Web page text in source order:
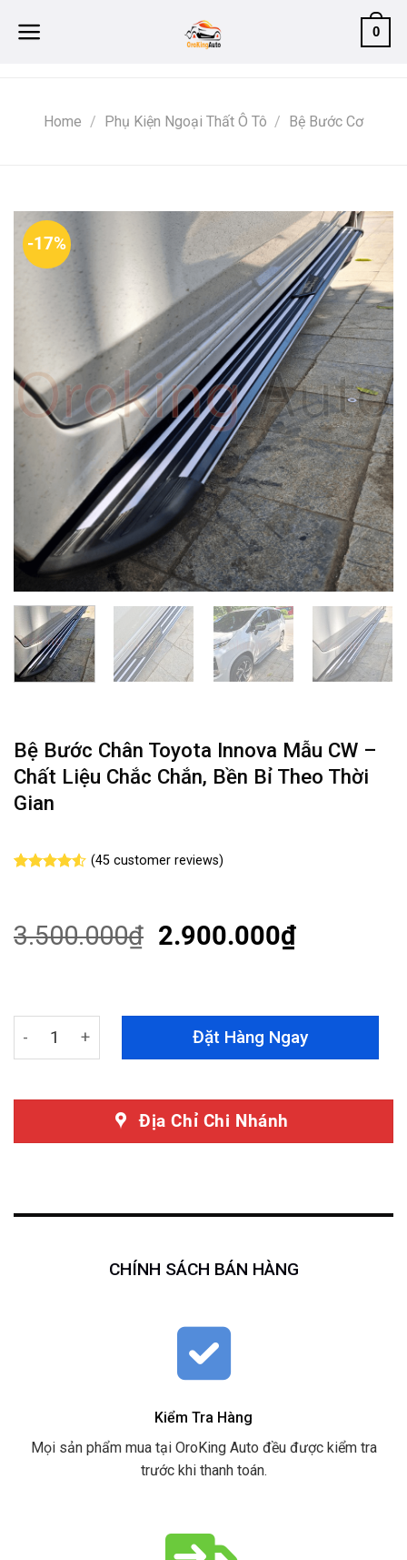
0
Home / Phụ Kiện Ngoại Thất Ô Tô / Bệ Bước Cơ
-17%
Bệ Bước Chân Toyota Innova Mẫu CW –
Chất Liệu Chắc Chắn, Bền Bỉ Theo Thời
Gian
based on
customer
(45customer reviews)
3.500.000₫ 2.900.000₫
Bệ Bước Chân Toyota Innova Mẫu CW - Chất Liệu
Đặt Hàng Ngay
Địa Chỉ Chi Nhánh
CHÍNH SÁCH BÁN HÀNG
Kiểm Tra Hàng
Mọi sản phẩm mua tại OroKing Auto đều được kiểm tra
trước khi thanh toán.